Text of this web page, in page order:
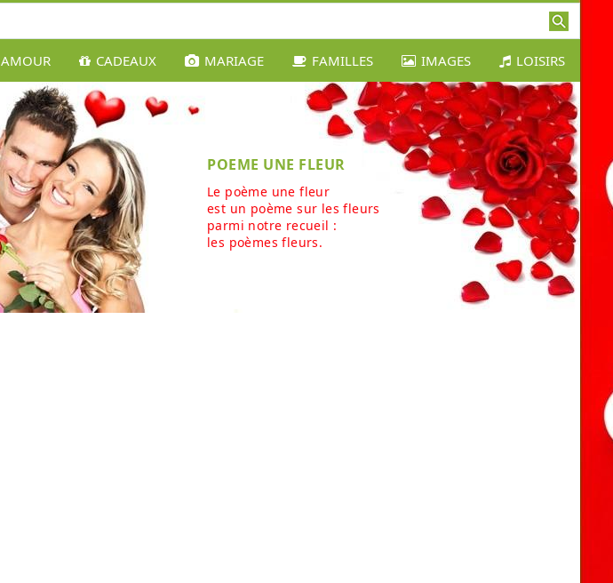
AMOUR CADEAUX MARIAGE FAMILLES IMAGES LOISIRS
POEME UNE FLEUR
Le poème une fleur
est un poème sur les fleurs
parmi notre recueil :
les poèmes fleurs.